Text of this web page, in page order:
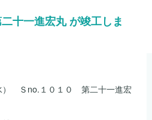
十一進宏丸 が竣工しま
） Ｓno.１０１０ 第二十一進宏